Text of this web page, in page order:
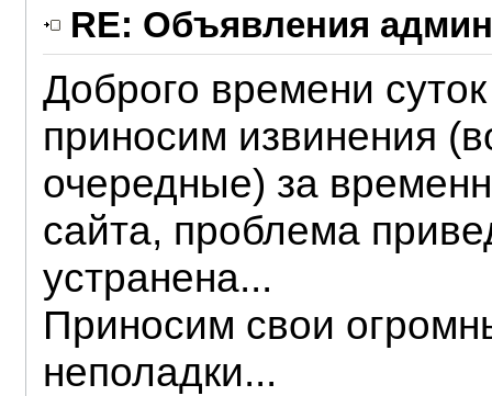
RE: Объявления
Доброго времени
приносим извинения
очередные) за
сайта, проблема
устранена...
Приносим свои
неполадки...